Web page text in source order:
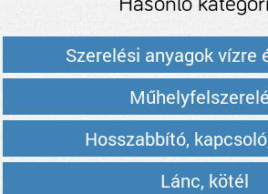
Szerelési anyagok vízre
Hosszabbító,
Lánc, kötél